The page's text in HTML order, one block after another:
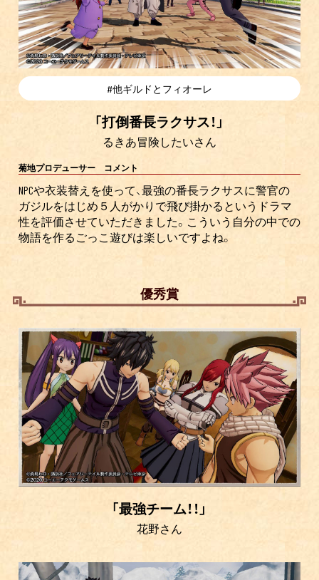
#他ギルドとフィオーレ
「打倒番長ラクサス！」
るきあ冒険したいさん
菊地プロデューサー コメント
NPCや衣装替えを使って、最強の番長ラクサスに警官の
ガジルをはじめ５人がかりで飛び掛かるというドラマ
性を評価させていただきました。こういう自分の中での
物語を作るごっこ遊びは楽しいですよね。
優秀賞
「最強チーム！！」
花野さん